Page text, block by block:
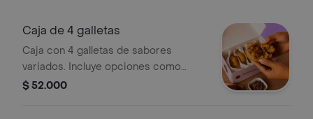
Caja de 4 galletas
Caja con 4 galletas de sabores
variados. Incluye opciones como
chocolate y red velvet.
$ 52.000